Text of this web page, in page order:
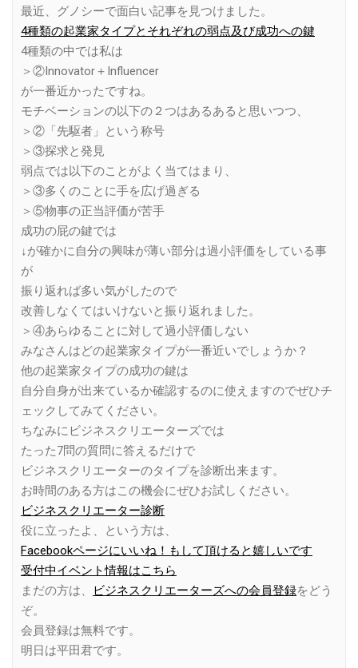
最近、グノシーで面白い記事を見つけました。
4種類の起業家タイプとそれぞれの弱点及び成功への鍵
4種類の中では私は
＞②Innovator＋Influencer
が一番近かったですね。
モチベーションの以下の２つはあるあると思いつつ、
＞②「先駆者」という称号
＞③探求と発見
弱点では以下のことがよく当てはまり、
＞③多くのことに手を広げ過ぎる
＞⑤物事の正当評価が苦手
成功の屁の鍵では
↓が確かに自分の興味が薄い部分は過小評価をしている事
が
振り返れば多い気がしたので
改善しなくてはいけないと振り返れました。
＞④あらゆることに対して過小評価しない
みなさんはどの起業家タイプが一番近いでしょうか？
他の起業家タイプの成功の鍵は
自分自身が出来ているか確認するのに使えますのでぜひチ
ェックしてみてください。
ちなみにビジネスクリエーターズでは
たった7問の質問に答えるだけで
ビジネスクリエーターのタイプを診断出来ます。
お時間のある方はこの機会にぜひお試しください。
ビジネスクリエーター診断
役に立ったよ、という方は、
Facebookページにいいね！もして頂けると嬉しいです
受付中イベント情報はこちら
まだの方は、
ビジネスクリエーターズへの会員登録をどう
ぞ。
会員登録は無料です。
明日は平田君です。